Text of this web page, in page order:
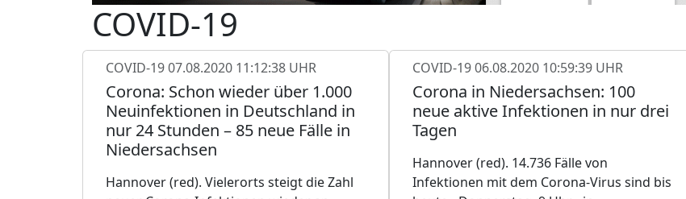
COVID-19
COVID-1907.08.2020 11:12:38 UHR
Corona: Schon wieder über 1.000
Neuinfektionen in Deutschland in
nur 24 Stunden – 85 neue Fälle in
Niedersachsen
Hannover (red). Vielerorts steigt die Zahl
COVID-1906.08.2020 10:59:39 UHR
Corona in Niedersachsen: 100
neue aktive Infektionen in nur drei
Tagen
Hannover (red). 14.736 Fälle von
Infektionen mit dem Corona-Virus sind bis